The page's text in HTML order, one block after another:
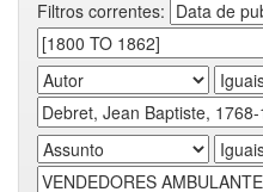
Filtros correntes: